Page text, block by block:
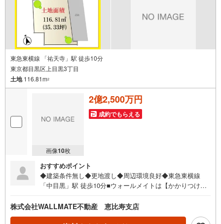
東急東横線 「祐天寺」駅 徒歩10分
東京都目黒区上目黒3丁目
土地116.81m2
画像10枚
2億2,500万円
成約でもらえる
おすすめポイント
◆建築条件無し◆更地渡し◆周辺環境良好◆東急東横線
「中目黒」駅 徒歩10分■ウォールメイトは【かかりつけの
いたします。■都心エリアに特化した情報網を駆使し、最良
の不動産をご提案。■住宅ローンシュミレーション無料相談
株式会社WALLMATE不動産 恵比寿支店